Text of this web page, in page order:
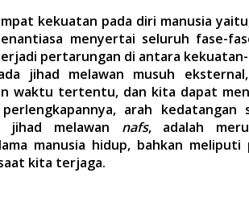
kekuatan pada diri manusia
menyertai seluruh fase-
pertarungan di antara
jihad melawan musuh
waktu tertentu, dan kita dapat
arah kedatangan
jihad melawan nafs, adalah
manusia hidup, bahkan
kita terjaga.